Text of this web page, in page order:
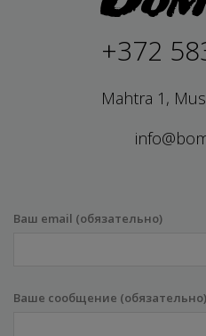
+372
Mahtra 1,
Ваш email (обязательно)
Ваше сообщение (обязательно)